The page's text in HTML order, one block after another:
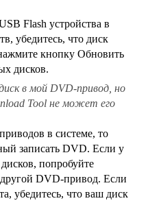
Flash устройства в
убедитесь, что диск
кнопку Обновить
дисков.
в мой DVD-привод, но
Tool не может его
в системе, то
записать DVD. Если у
попробуйте
DVD-привод. Если
убедитесь, что ваш диск